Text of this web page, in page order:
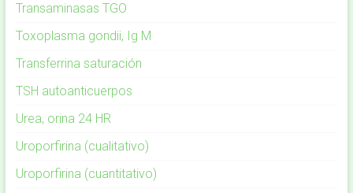
Transaminasas TGO
Toxoplasma gondii, Ig M
Transferrina saturación
TSH autoanticuerpos
Urea, orina 24 HR
Uroporfirina (cualitativo)
Uroporfirina (cuantitativo)